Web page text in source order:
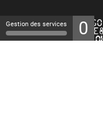
Gestion des services 0